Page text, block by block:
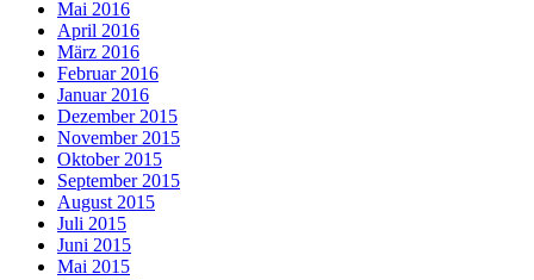
Mai 2016
April 2016
März 2016
Februar 2016
Januar 2016
Dezember 2015
November 2015
Oktober 2015
September 2015
August 2015
Juli 2015
Juni 2015
Mai 2015